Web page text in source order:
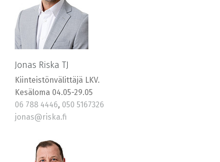
Jonas Riska TJ
Kiinteistönvälittäjä LKV.
Kesäloma 04.05-29.05
06 788 4446, 050 5167326
jonas@riska.fi